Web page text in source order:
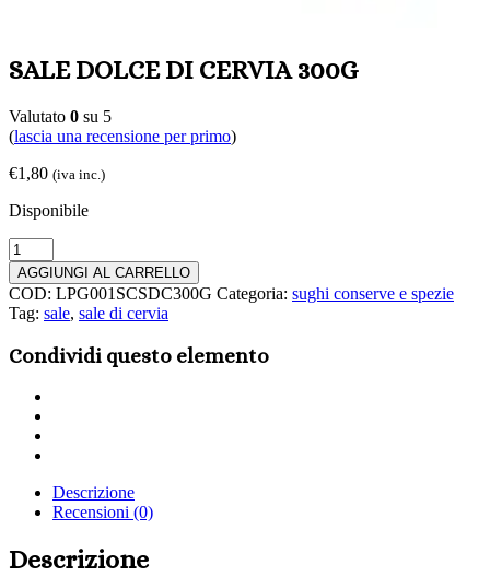
SALE DOLCE DI CERVIA 300G
Valutato 0 su 5
(lascia una recensione per primo)
€1,80 (iva inc.)
Disponibile
SALE
DOLCE
DI
CERVIA
300G
quantità
AGGIUNGI AL CARRELLO
COD: LPG001SCSDC300G Categoria: sughi conserve e spezie
Tag: sale, sale di cervia
Condividi questo elemento
Email
Descrizione
Recensioni (0)
Descrizione